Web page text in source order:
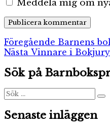
Meddela mig om
Föregående Föregående
inlägg:
Barnens
Nästa Nästa
Vinnare i
Sök på
Sök
efter:
Sök
Senaste inläggen